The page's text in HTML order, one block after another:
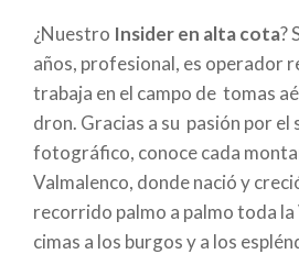
¿Nuestro Insider en alta cota?
años, profesional, es operador
trabaja en el campo de tomas
dron. Gracias a su pasión por el
fotográfico, conoce cada
Valmalenco, donde nació y
recorrido palmo a palmo toda la
cimas a los burgos y a los